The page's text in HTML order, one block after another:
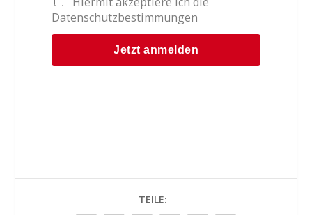
Datenschutzbestimmungen
TEILE: